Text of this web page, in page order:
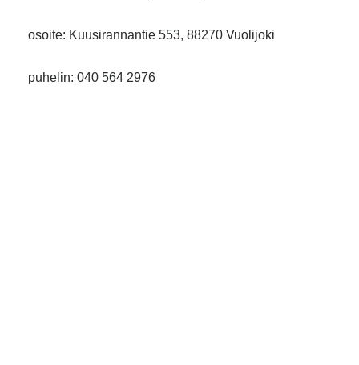
osoite: Kuusirannantie 553, 88270 Vuolijoki
puhelin: 040 564 2976